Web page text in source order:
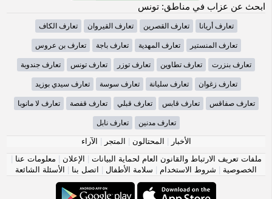
ابحث عن عزاب في مناطق: تونس
تعارف أريانا تعارف القصرين تعارف القيروان تعارف الكاف
تعارف المنستير تعارف المهدية تعارف باجة تعارف بن عروس
تعارف بنزرت تعارف تطاوين تعارف توزر تعارف تونس تعارف جندوبة
تعارف زغوان تعارف سليانة تعارف سوسة تعارف سيدي بوزيد
تعارف صفاقس تعارف قابس تعارف قبلي تعارف قفصة تعارف لا مانوبا
تعارف مدنين تعارف نابل
الأخبار | المحتالون | المتجر | الآراء
ملفات تعريف الارتباط والقانون العام لحماية البيانات | الإعلان | معلومات عنا |
الخصوصية | شروط الاستخدام | سلامة الأطفال | اتصل بنا | الأسئلة الشائعة